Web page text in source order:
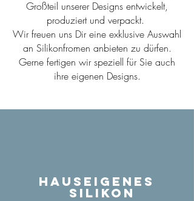
Großteil unserer Designs entwickelt,
produziert und verpackt.
Wir freuen uns Dir eine exklusive Auswahl
an Silikonfromen anbieten zu dürfen.
Gerne fertigen wir speziell für Sie auch
ihre eigenen Designs.
Hauseigenes
Silikon